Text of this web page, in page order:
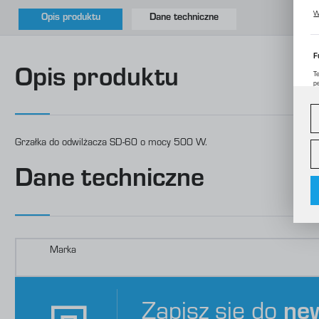
Opis produktu Dane techniczne
Opis produktu
Grzałka do odwilżacza SD-60 o mocy 500 W.
Dane techniczne
Marka